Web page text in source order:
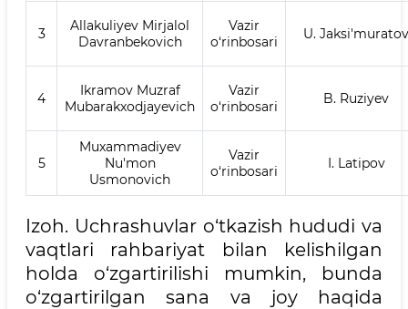
3
Allakuliyev Mirjalol
Davranbekovich
Vazir
o‘rinbosari
U. Jaksi'muratov
4
Ikramov Muzraf
Mubarakxodjayevich
Vazir
o‘rinbosari
B. Ruziyev
5
Muxammadiyev
Nu'mon
Usmonovich
Vazir
o‘rinbosari
I. Latipov
Izoh. Uchrashuvlar o‘tkazish hududi va
vaqtlari rahbariyat bilan kelishilgan
holda o‘zgartirilishi mumkin, bunda
o‘zgartirilgan sana va joy haqida